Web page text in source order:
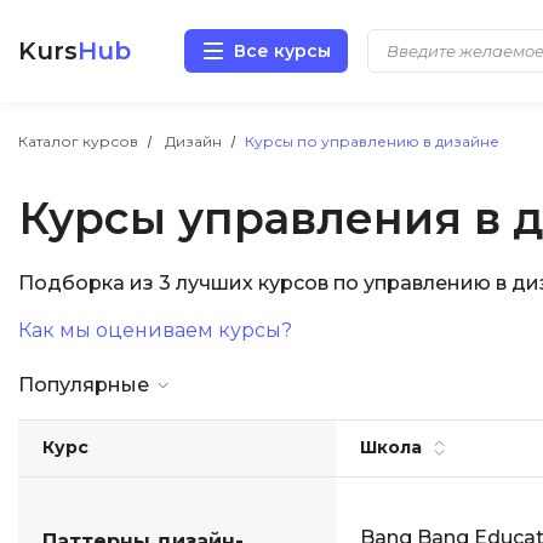
KursHub Все курсы
Каталог курсов Дизайн Курсы по управлению в дизайне
Курсы управления в
Подборка из 3 лучших курсов по управлению в
Как мы оцениваем курсы?
Популярные
Курс Школа
Bang Bang
Разработка
Маркетинг
Аналитика
Иностранные языки